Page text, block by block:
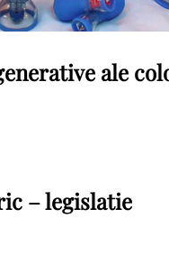
ale
– legislatie